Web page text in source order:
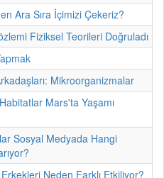
Ara Sıra İçimizi Çekeriz?
Fiziksel Teorileri Doğruladı
Mikroorganizmalar
Mars'ta Yaşamı
Sosyal Medyada Hangi
Erkekleri Neden Farklı Etkiliyor?